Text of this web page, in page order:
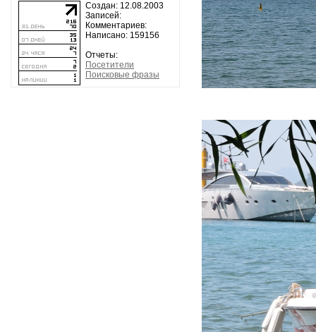
Создан: 12.08.2003
Записей:
Комментариев:
Написано: 159156
Отчеты:
Посетители
Поисковые фразы